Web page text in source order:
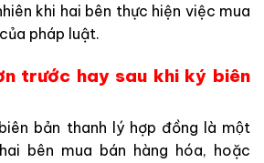
khi hai bên thực hiện việc mua
pháp luật.
trước hay sau khi ký biên
bản thanh lý hợp đồng là một
bên mua bán hàng hóa, hoặc